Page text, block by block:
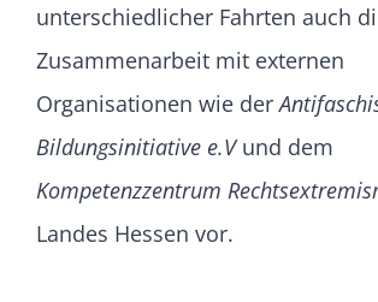
unterschiedlicher Fahrten auch
Zusammenarbeit mit externen
Organisationen wie der
Bildungsinitiative e.Vund dem
Kompetenzzentrum
Landes Hessen vor.